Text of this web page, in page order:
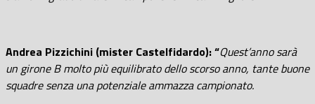
Andrea Pizzichini (mister Castelfidardo): “Quest’anno sarà
un girone B molto più equilibrato dello scorso anno, tante buone
squadre senza una potenziale ammazza campionato.